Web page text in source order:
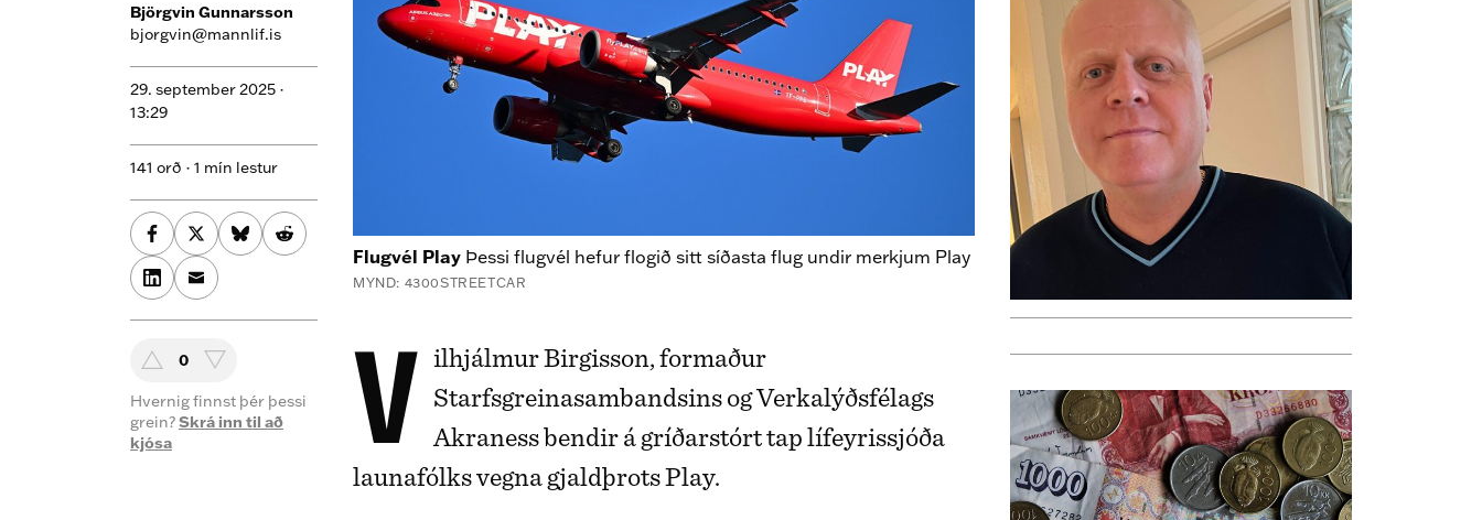
Flugvél Play Þessi flugvél hefur flogið sitt síðasta flug undir merkjum Play
MYND: 4300STREETCAR
Vilhjálmur Birgisson, formaður Starfsgreinasambandsins og Verkalýðsfélags
Akraness bendir á gríðarstórt tap lífeyrissjóða
launafólks vegna gjaldþrots Play.
Björgvin Gunnarsson
bjorgvin@mannlif.is
29. september 2025 ·
13:29
141 orð · 1 mín lestur
0
Hvernig finnst þér þessi
grein?Skrá inn til að
kjósa
PENINGAR
Íslendingur knésetti easyJet